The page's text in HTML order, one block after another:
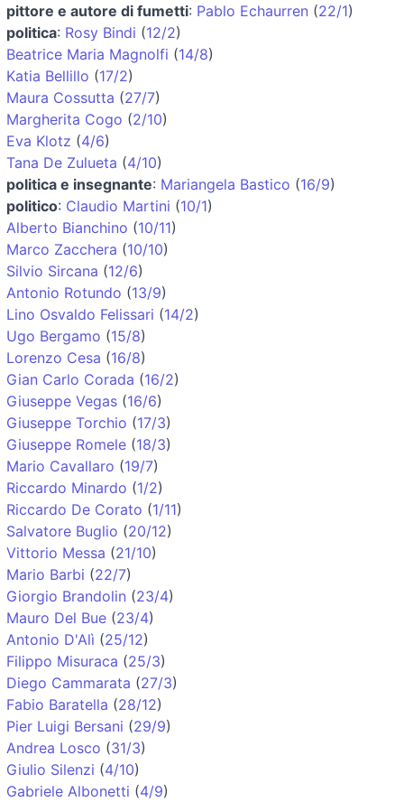
pittore e autore di fumetti: Pablo Echaurren (22/1)
politica: Rosy Bindi (12/2)
Beatrice Maria Magnolfi (14/8)
Katia Bellillo (17/2)
Maura Cossutta (27/7)
Margherita Cogo (2/10)
Eva Klotz (4/6)
Tana De Zulueta (4/10)
politica e insegnante: Mariangela Bastico (16/9)
politico: Claudio Martini (10/1)
Alberto Bianchino (10/11)
Marco Zacchera (10/10)
Silvio Sircana (12/6)
Antonio Rotundo (13/9)
Lino Osvaldo Felissari (14/2)
Ugo Bergamo (15/8)
Lorenzo Cesa (16/8)
Gian Carlo Corada (16/2)
Giuseppe Vegas (16/6)
Giuseppe Torchio (17/3)
Giuseppe Romele (18/3)
Mario Cavallaro (19/7)
Riccardo Minardo (1/2)
Riccardo De Corato (1/11)
Salvatore Buglio (20/12)
Vittorio Messa (21/10)
Mario Barbi (22/7)
Giorgio Brandolin (23/4)
Mauro Del Bue (23/4)
Antonio D'Alì (25/12)
Filippo Misuraca (25/3)
Diego Cammarata (27/3)
Fabio Baratella (28/12)
Pier Luigi Bersani (29/9)
Andrea Losco (31/3)
Giulio Silenzi (4/10)
Gabriele Albonetti (4/9)